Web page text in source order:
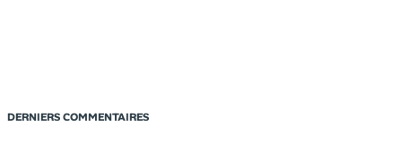
DERNIERS COMMENTAIRES